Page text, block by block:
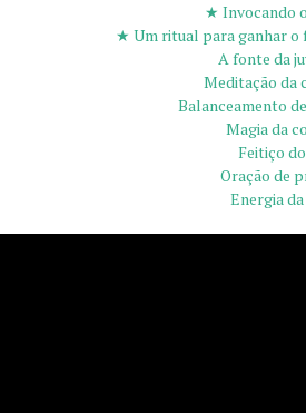
★ Invocando
★ Um ritual para ganhar o
A fonte da
Meditação da
Balanceamento
Magia da
Feitiço
Oração de
Energia